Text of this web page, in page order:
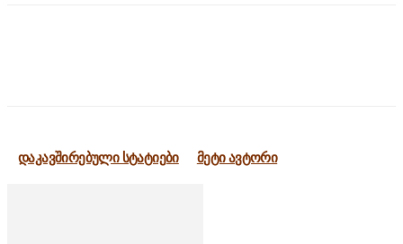
დაკავშირებული სტატიები მეტი ავტორი